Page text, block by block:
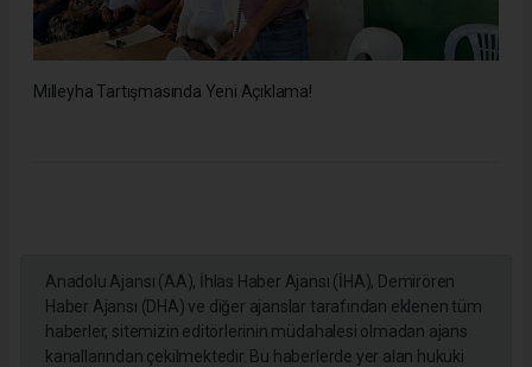
Milleyha Tartışmasında Yeni Açıklama!
Anadolu Ajansı (AA), İhlas Haber Ajansı (İHA), Demirören
Haber Ajansı (DHA) ve diğer ajanslar tarafından eklenen tüm
haberler, sitemizin editörlerinin müdahalesi olmadan ajans
kanallarından çekilmektedir. Bu haberlerde yer alan hukuki